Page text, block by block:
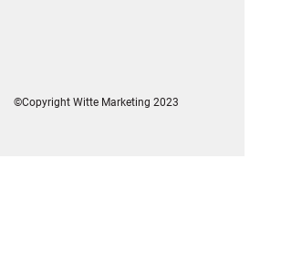
©Copyright Witte Marketing 2023